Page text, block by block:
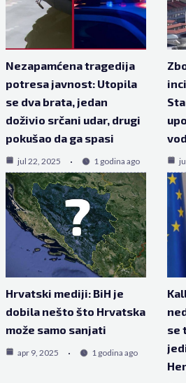
Nezapamćena tragedija
potresa javnost: Utopila
se dva brata, jedan
doživio srčani udar, drugi
pokušao da ga spasi
jul 22, 2025 1 godina ago
Hrvatski mediji: BiH je
dobila nešto što Hrvatska
može samo sanjati
apr 9, 2025 1 godina ago
se